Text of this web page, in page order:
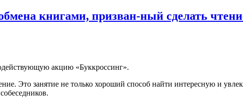
книгами, призван-ный сделать
акцию «Буккроссинг».
Это занятие не только хороший способ найти интересную и